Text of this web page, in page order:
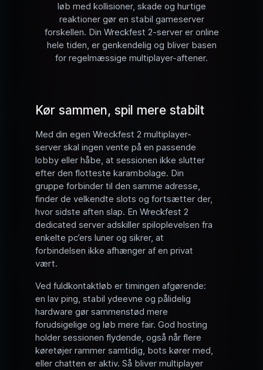
løb med kollisioner, skade og hurtige
reaktioner gør en stabil gameserver
forskellen. Din Wreckfest 2-server er online
hele tiden, er genkendelig og bliver basen
for regelmæssige multiplayer-aftener.
Kør sammen, spil mere stabilt
Med din egen Wreckfest 2 multiplayer-
server skal ingen vente på en passende
lobby eller håbe, at sessionen ikke slutter
efter den flotteste karambolage. Din
gruppe forbinder til den samme adresse,
finder de velkendte slots og fortsætter der,
hvor sidste aften slap. En Wreckfest 2
dedicated server adskiller spiloplevelsen fra
enkelte pc’ers luner og sikrer, at
forbindelsen ikke afhænger af en privat
vært.
Ved fuldkontaktløb er timingen afgørende:
en lav ping, stabil ydeevne og pålidelig
hardware gør sammenstød mere
forudsigelige og løb mere fair. God hosting
holder sessionen flydende, også når flere
køretøjer rammer samtidig, bots kører med,
eller chatten er aktiv. Så bliver multiplayer